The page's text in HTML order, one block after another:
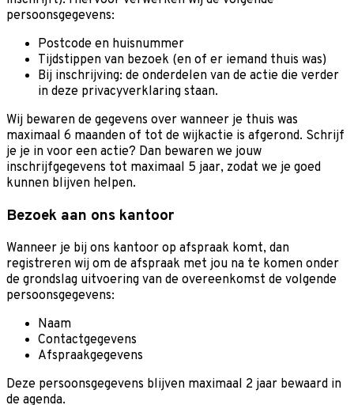
persoonsgegevens:
Postcode en huisnummer
Tijdstippen van bezoek (en of er iemand thuis was)
Bij inschrijving: de onderdelen van de actie die verder
in deze privacyverklaring staan.
Wij bewaren de gegevens over wanneer je thuis was
maximaal 6 maanden of tot de wijkactie is afgerond. Schrijf
je je in voor een actie? Dan bewaren we jouw
inschrijfgegevens tot maximaal 5 jaar, zodat we je goed
kunnen blijven helpen.
Bezoek aan ons kantoor
Wanneer je bij ons kantoor op afspraak komt, dan
registreren wij om de afspraak met jou na te komen onder
de grondslag uitvoering van de overeenkomst de volgende
persoonsgegevens:
Naam
Contactgegevens
Afspraakgegevens
Deze persoonsgegevens blijven maximaal 2 jaar bewaard in
de agenda.